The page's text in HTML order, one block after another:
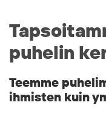
puhelin
Teemme
ihmisten kuin